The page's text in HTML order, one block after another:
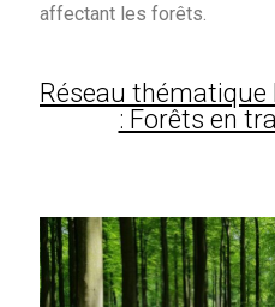
affectant les forêts.
Réseau thématique
: Forêts en